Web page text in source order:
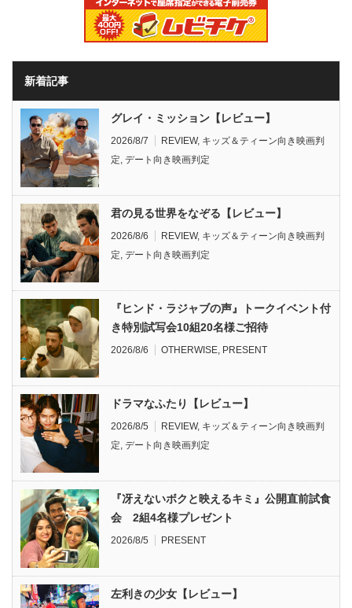
新着記事
グレイ・ミッション【レビュー】
2026/8/7 REVIEW, キッズ＆ティーン向き映画判
定 デート向き映画判定
君の見る世界をなぞる【レビュー】
2026/8/6 REVIEW, キッズ＆ティーン向き映画判
定 デート向き映画判定
『ヒンド・ラジャブの声』トークイベント付
き特別試写会10組20名様ご招待
2026/8/6 OTHERWISE PRESENT
ドラマなふたり【レビュー】
2026/8/5 REVIEW, キッズ＆ティーン向き映画判
定 デート向き映画判定
『冴えないボクと映えるキミ』公開直前試食
会 2組4名様プレゼント
2026/8/5 PRESENT
左利きの少女【レビュー】